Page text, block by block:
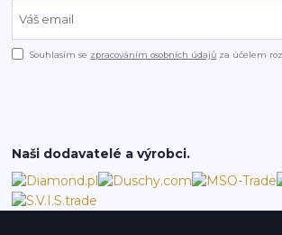
Souhlasím se zpracováním osobních údajů za účelem
Naši dodavatelé a výrobci.